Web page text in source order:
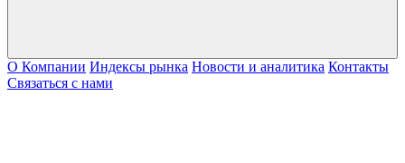
О Компании Индексы рынка Новости и аналитика Контакты
Связаться с нами